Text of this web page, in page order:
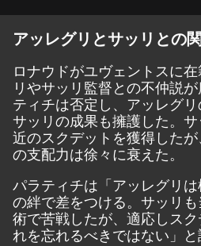
アッレグリとサッリとの
ロナウドがユヴェントスに
リやサッリ監督との不仲説
ティチは否定し、アッレグリ
サッリの成果も擁護した。
近のスクデットを獲得した
の支配力は徐々に衰えた。
パラティチは「アッレグリ
の絆で差をつける。サッリ
術で苦戦したが、適応しス
れを忘れるべきではない」と